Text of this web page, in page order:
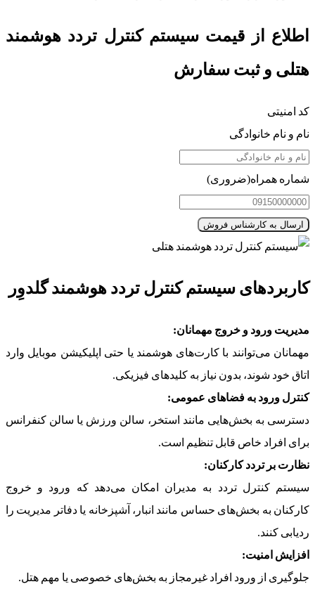
اطلاع از قیمت سیستم کنترل تردد هوشمند
هتلی و ثبت سفارش
کد امنیتی
نام و نام خانوادگی
شماره همراه(ضروری)
کاربردهای سیستم کنترل تردد هوشمند گلدوِر
مدیریت ورود و خروج مهمانان:
مهمانان می‌توانند با کارت‌های هوشمند یا حتی اپلیکیشن موبایل وارد
اتاق خود شوند، بدون نیاز به کلیدهای فیزیکی.
کنترل ورود به فضاهای عمومی:
دسترسی به بخش‌هایی مانند استخر، سالن ورزش یا سالن کنفرانس
برای افراد خاص قابل تنظیم است.
نظارت بر تردد کارکنان:
سیستم کنترل تردد به مدیران امکان می‌دهد که ورود و خروج
کارکنان به بخش‌های حساس مانند انبار، آشپزخانه یا دفاتر مدیریت را
ردیابی کنند.
افزایش امنیت:
جلوگیری از ورود افراد غیرمجاز به بخش‌های خصوصی یا مهم هتل.